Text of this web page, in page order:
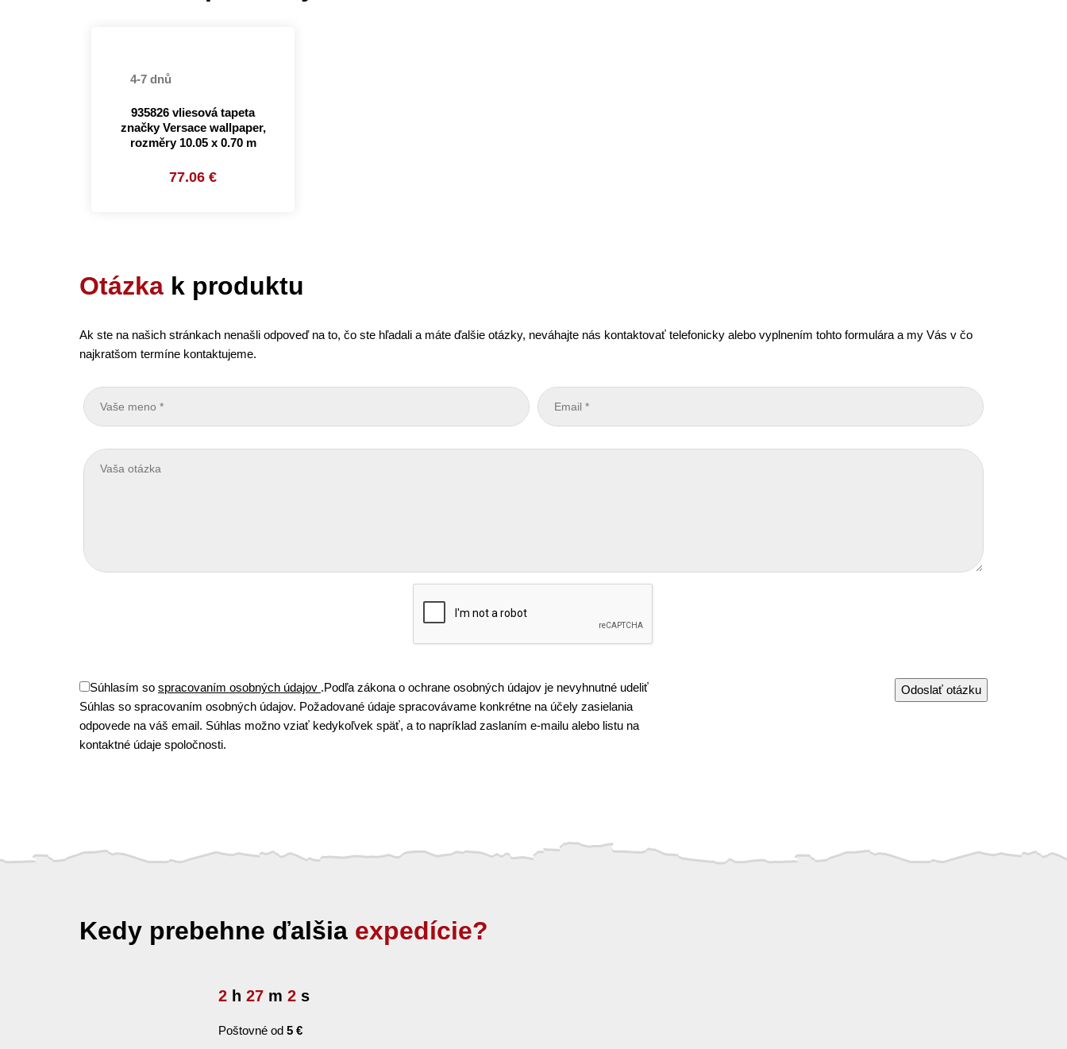
4-7 dnů
935826 vliesová tapeta
značky Versace wallpaper,
rozměry 10.05 x 0.70 m
77.06 €
Otázka k produktu
Ak ste na našich stránkach nenašli odpoveď na to, čo ste hľadali a máte ďalšie otázky, neváhajte nás kontaktovať telefonicky alebo vyplnením tohto formulára a my Vás v čo
najkratšom termíne kontaktujeme.
Súhlasím so spracovaním osobných údajov .Podľa zákona o ochrane osobných údajov je nevyhnutné udeliť
Súhlas so spracovaním osobných údajov. Požadované údaje spracovávame konkrétne na účely zasielania
odpovede na váš email. Súhlas možno vziať kedykoľvek späť, a to napríklad zaslaním e-mailu alebo listu na
kontaktné údaje spoločnosti.
Odoslať otázku
Kedy prebehne ďalšia expedície?
2 h 27 m 1 s
Poštovné od 5 €